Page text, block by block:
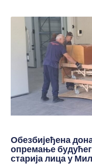
Обезбијеђена
опремање
старија лица у